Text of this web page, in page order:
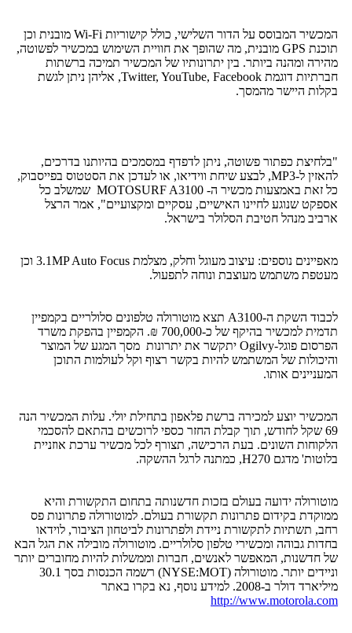
המכשיר המבוסס על הדור השלישי, כולל קישוריות Wi-Fi מובנית וכן
תוכנת GPS מובנית, מה שהופך את חוויית השימוש במכשיר לפשוטה,
מהירה ומהנה ביותר. בין יתרונותיו של המכשיר תמיכה ברשתות
חברתיות דוגמת Twitter, YouTube, Facebook, אליהן ניתן לגשת
בקלות היישר מהמסך.
"בלחיצת כפתור פשוטה, ניתן לדפדף במסמכים בהיותנו בדרכים,
להאזין ל-MP3, לבצע שיחת ווידיאו, או לעדכן את הסטטוס בפייסבוק,
כל זאת באמצעות מכשיר ה- MOTOSURF A3100 שמשלב כל
אספקט שנוגע לחיינו האישיים, עסקיים ומקצועיים", אמר הרצל
ארביב מנהל חטיבת הסלולר בישראל.
מאפיינים נוספים: עיצוב מעוגל וחלק, מצלמת 3.1MP Auto Focus וכן
מעטפת משתמש מעוצבת ונוחה לתפעול.
לכבוד השקת ה-A3100 תצא מוטורולה טלפונים סלולריים בקמפיין
תדמית למכשיר בהיקף של כ-700,000 ₪. הקמפיין בהפקת משרד
הפרסום פוגל-Ogilvy יתקשר את יתרונות מסך המגע של המוצר
והיכולות של המשתמש להיות בקשר רצוף וקל לעולמות התוכן
המעניינים אותו.
המכשיר יוצע למכירה ברשת פלאפון בתחילת יולי. עלות המכשיר הנה
69 שקל לחודש, תוך קבלת החזר כספי לרוכשים בהתאם להסכמי
הלקוחות השונים. בעת הרכישה, תצורף לכל מכשיר ערכת אוזניית
בלוטות' מדגם H270, כמתנה לרגל ההשקה.
מוטורולה ידועה בעולם בזכות חדשנותה בתחום התקשורת והיא
ממוקדת בקידום פתרונות תקשורת בעולם. למוטורולה פתרונות פס
רחב, תשתיות לתקשורת ניידת ולפתרונות לביטחון הציבור, לוידאו
בחדות גבוהה ומכשירי טלפון סלולריים. מוטורולה מובילה את הגל הבא
של חדשנות, המאפשר לאנשים, חברות וממשלות להיות מחוברים יותר
וניידים יותר. מוטורולה (NYSE:MOT) רשמה הכנסות בסך 30.1
מיליארד דולר ב-2008. למידע נוסף, נא בקרו באתר
http://www.motorola.com